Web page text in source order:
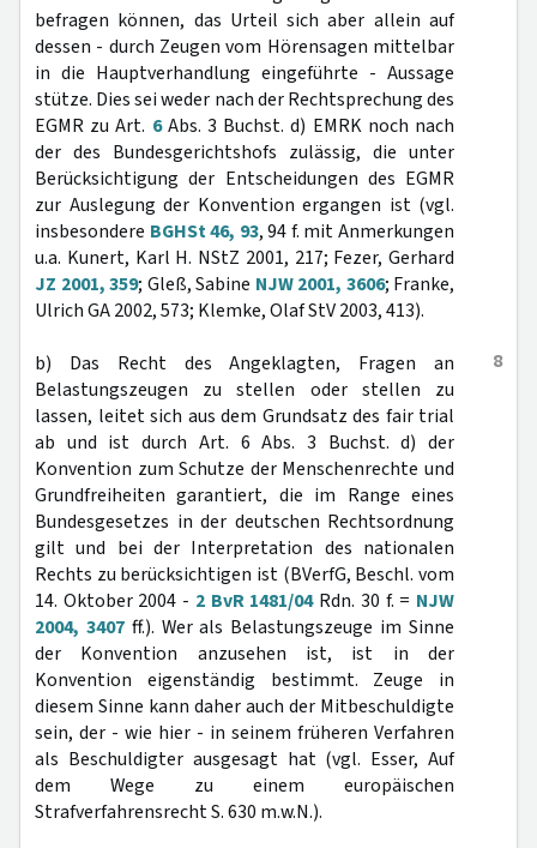
befragen können, das Urteil sich aber allein auf
dessen - durch Zeugen vom Hörensagen mittelbar
in die Hauptverhandlung eingeführte - Aussage
stütze. Dies sei weder nach der Rechtsprechung des
EGMR zu Art. 6Abs. 3 Buchst. d) EMRK noch nach
der des Bundesgerichtshofs zulässig, die unter
Berücksichtigung der Entscheidungen des EGMR
zur Auslegung der Konvention ergangen ist (vgl.
insbesondere BGHSt 46, 93, 94 f. mit Anmerkungen
u.a. Kunert, Karl H. NStZ 2001, 217; Fezer, Gerhard
JZ 2001, 359; Gleß, Sabine NJW 2001, 3606; Franke,
Ulrich GA 2002, 573; Klemke, Olaf StV 2003, 413).
8
b) Das Recht des Angeklagten, Fragen an
Belastungszeugen zu stellen oder stellen zu
lassen, leitet sich aus dem Grundsatz des fair trial
ab und ist durch Art. 6 Abs. 3 Buchst. d) der
Konvention zum Schutze der Menschenrechte und
Grundfreiheiten garantiert, die im Range eines
Bundesgesetzes in der deutschen Rechtsordnung
gilt und bei der Interpretation des nationalen
Rechts zu berücksichtigen ist (BVerfG, Beschl. vom
14. Oktober 2004 - 2 BvR 1481/04Rdn. 30 f. = NJW
2004, 3407ff.). Wer als Belastungszeuge im Sinne
der Konvention anzusehen ist, ist in der
Konvention eigenständig bestimmt. Zeuge in
diesem Sinne kann daher auch der Mitbeschuldigte
sein, der - wie hier - in seinem früheren Verfahren
als Beschuldigter ausgesagt hat (vgl. Esser, Auf
dem Wege zu einem europäischen
Strafverfahrensrecht S. 630 m.w.N.).